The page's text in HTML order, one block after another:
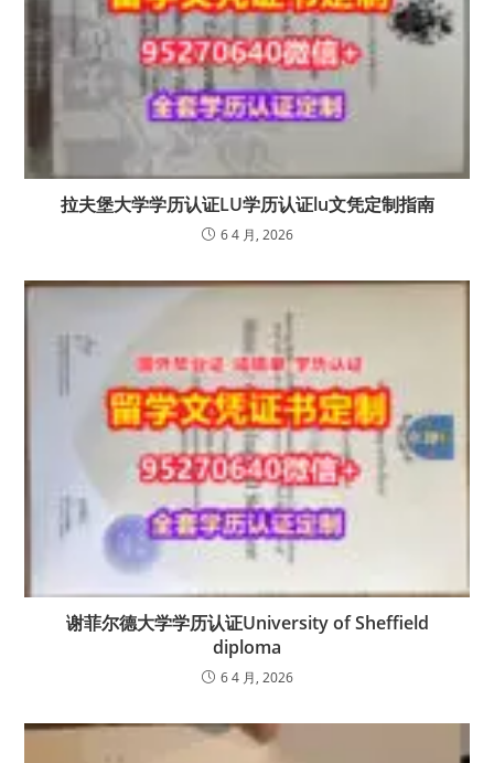
拉夫堡大学学历认证LU学历认证lu文凭定制指南
6 4 月, 2026
谢菲尔德大学学历认证University of Sheffield
diploma
6 4 月, 2026